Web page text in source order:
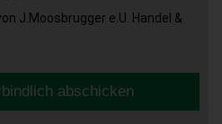
J.Moosbrugger e.U. Handel &
abschicken